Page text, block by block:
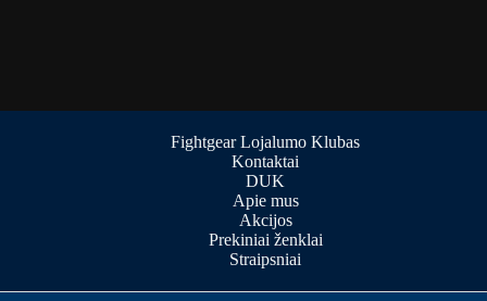
Fightgear Lojalumo Klubas
Kontaktai
DUK
Apie mus
Akcijos
Prekiniai ženklai
Straipsniai